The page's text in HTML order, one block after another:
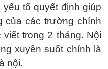
tố quyết định giúp
của các trường chính
trong 2 tháng. Nội
xuyên suốt chính là
nội.